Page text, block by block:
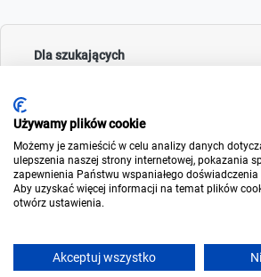
Dla szukających
Dla wynajmujących
Używamy plików cookie
Możemy je zamieścić w celu analizy danych
ulepszenia naszej strony internetowej, pokazania
zapewnienia Państwu wspaniałego
Aby uzyskać więcej informacji na temat plików
otwórz ustawienia.
Akceptuj wszystko